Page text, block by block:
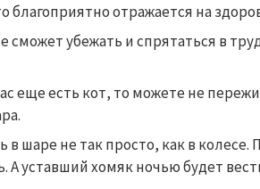
благоприятно отражается на
сможет убежать и спрятаться в
еще есть кот, то можете не
в шаре не так просто, как в
А уставший хомяк ночью будет